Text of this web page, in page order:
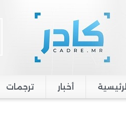
Main navigation
الرئيسية أخبار ترجمات